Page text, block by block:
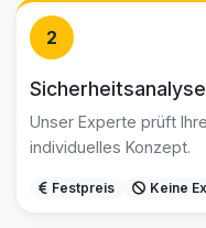
2
Unser Experte prüft
individuelles Konzept.
Festpreis Keine